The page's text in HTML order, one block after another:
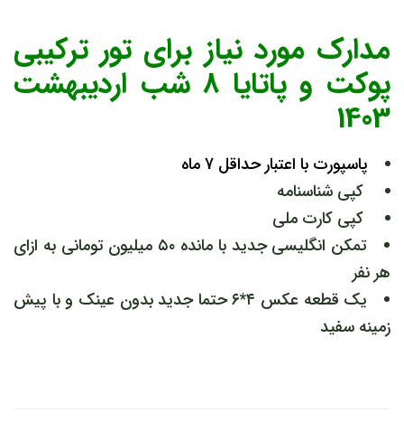
مدارک مورد نیاز برای تور ترکیبی
پوکت و پاتایا 8 شب اردیبهشت
1403
پاسپورت با اعتبار حداقل 7 ماه
کپی شناسنامه
کپی کارت ملی
تمکن انگلیسی جدید با مانده ۵۰ میلیون تومانی به ازای
هر نفر
یک قطعه عکس ۴*۶ حتما جدید بدون عینک و با پیش
زمینه سفید